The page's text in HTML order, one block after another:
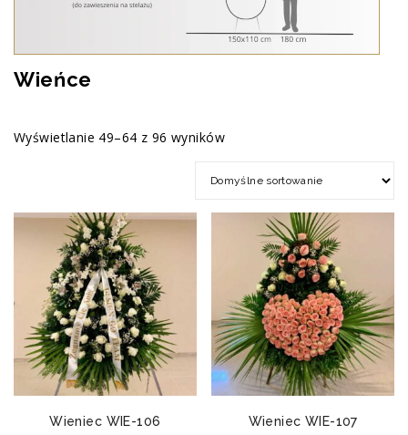
Wieńce
Wyświetlanie 49–64 z 96 wyników
Wieniec WIE-106 Wieniec WIE-107